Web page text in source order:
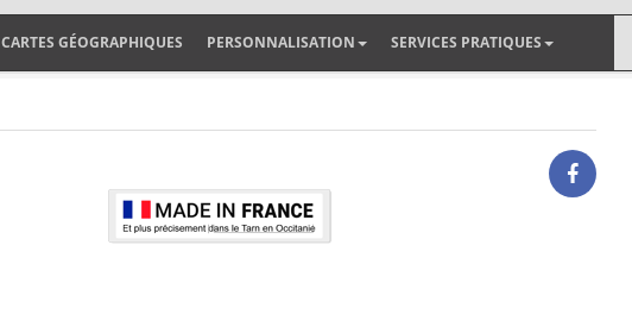
CARTES GÉOGRAPHIQUES PERSONNALISATION SERVICES PRATIQUES